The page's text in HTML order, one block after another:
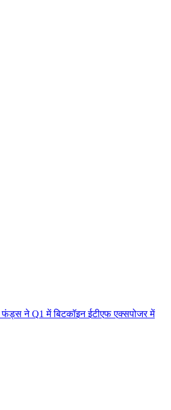
फडस न Q1 म बटकइन ईटएफ एकसपजर म